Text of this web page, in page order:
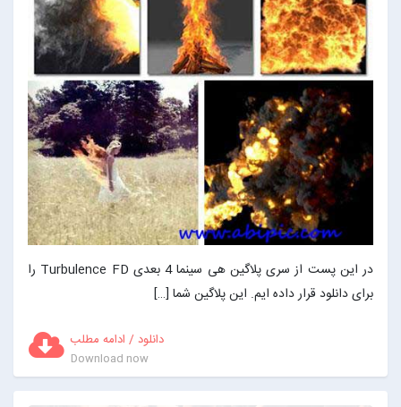
در این پست از سری پلاگین هی سینما 4 بعدی Turbulence FD را
برای دانلود قرار داده ایم. این پلاگین شما […]
دانلود / ادامه مطلب
Download now